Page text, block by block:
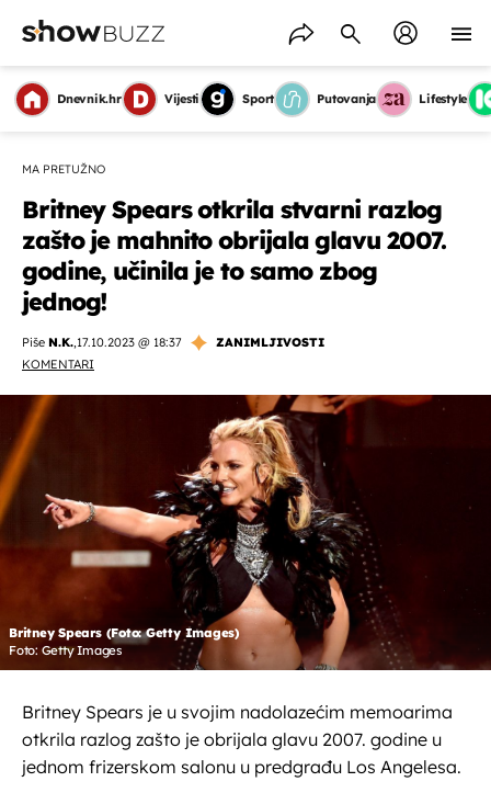
Dnevnik.hr Vijesti Sport Putovanja Lifestyle
MA PRETUŽNO
Britney Spears otkrila stvarni razlog
zašto je mahnito obrijala glavu 2007.
godine, učinila je to samo zbog
jednog!
Piše N.K.,17.10.2023 @ 18:37
ZANIMLJIVOSTI
KOMENTARI
Britney Spears (Foto: Getty Images)
Foto: Getty Images
Britney Spears je u svojim nadolazećim memoarima
otkrila razlog zašto je obrijala glavu 2007. godine u
jednom frizerskom salonu u predgrađu Los Angelesa.
OMOGUĆI OBAVIJESTI